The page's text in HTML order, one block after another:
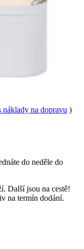
náklady na dopravu )
do neděle do
Další jsou na cestě!
na termín dodání.